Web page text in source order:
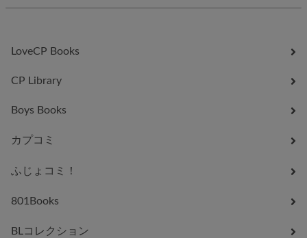
LoveCP Books
CP Library
Boys Books
カプコミ
ふじょコミ！
801Books
BLコレクション